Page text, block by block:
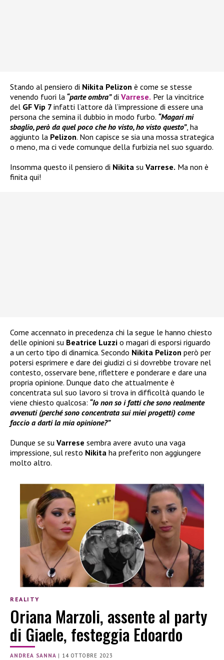
Stando al pensiero di Nikita Pelizon è come se stesse
venendo fuori la “parte ombra”di Varrese. Per la vincitrice
del GF Vip 7 infatti l’attore dà l’impressione di essere una
persona che semina il dubbio in modo furbo. “Magari mi
sbaglio, però da quel poco che ho visto, ho visto questo”, ha
aggiunto la Pelizon. Non capisce se sia una mossa strategica
o meno, ma ci vede comunque della furbizia nel suo sguardo.
Insomma questo il pensiero di Nikita su Varrese. Ma non è
finita qui!
Come accennato in precedenza chi la segue le hanno chiesto
delle opinioni su Beatrice Luzzi o magari di esporsi riguardo
a un certo tipo di dinamica. Secondo Nikita Pelizon però per
potersi esprimere e dare dei giudizi ci si dovrebbe trovare nel
contesto, osservare bene, riflettere e ponderare e dare una
propria opinione. Dunque dato che attualmente è
concentrata sul suo lavoro si trova in difficoltà quando le
viene chiesto qualcosa: “Io non so i fatti che sono realmente
avvenuti (perché sono concentrata sui miei progetti) come
faccio a darti la mia opinione?”
Dunque se su Varrese sembra avere avuto una vaga
impressione, sul resto Nikita ha preferito non aggiungere
molto altro.
REALITY
Oriana Marzoli, assente al party
di Giaele, festeggia Edoardo
ANDREA SANNA | 14 OTTOBRE 2023